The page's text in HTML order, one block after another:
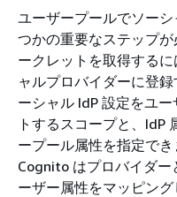
ユーザープールでソーシ
つかの重要なステップ
ークレットを取得する
ャルプロバイダーに登
ーシャル IdP 設定をユ
トするスコープと、IdP
ープール属性を指定で
Cognito はプロバイダ
ーザー属性をマッピン